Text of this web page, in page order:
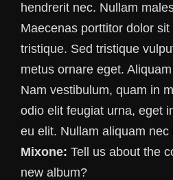
hendrerit nec. Nullam
Maecenas porttitor dolor
tristique. Sed tristique
metus ornare eget.
Nam vestibulum, quam in
odio elit feugiat urna, eget
eu elit. Nullam aliquam nec
Mixone: Tell us about the
new album?